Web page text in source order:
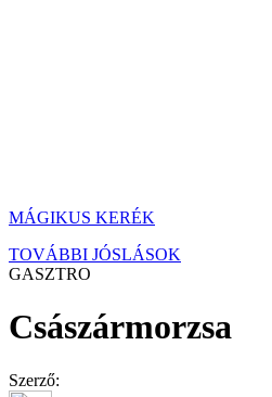
MÁGIKUS KERÉK
TOVÁBBI JÓSLÁSOK
GASZTRO
Császármorzsa
Szerző: